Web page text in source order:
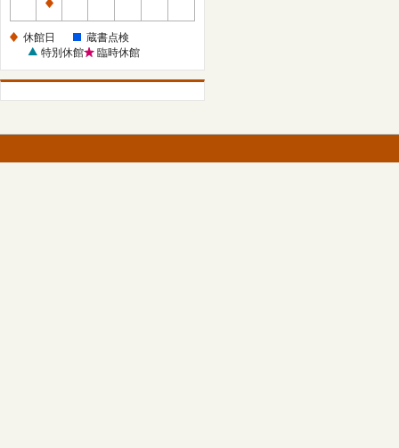
休
日
休館日
蔵書点検
特別休館
臨時休館